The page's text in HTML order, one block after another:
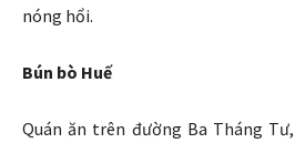
nóng hổi.
Bún bò Huế
Quán ăn trên đường Ba Tháng